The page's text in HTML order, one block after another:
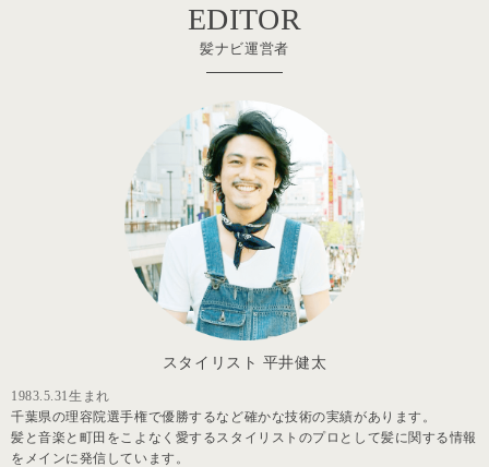
EDITOR
髪ナビ運営者
スタイリスト 平井健太
1983.5.31生まれ
千葉県の理容院選手権で優勝するなど確かな技術の実績があります。
髪と音楽と町田をこよなく愛するスタイリストのプロとして髪に関する情報
をメインに発信しています。